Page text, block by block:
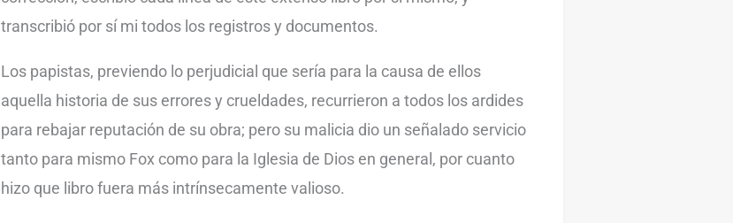
transcribió por sí mi todos los registros y documentos.
Los papistas, previendo lo perjudicial que sería para la causa de ellos
aquella historia de sus errores y crueldades, recurrieron a todos los ardides
para rebajar reputación de su obra; pero su malicia dio un señalado servicio
tanto para mismo Fox como para la Iglesia de Dios en general, por cuanto
hizo que libro fuera más intrínsecamente valioso.